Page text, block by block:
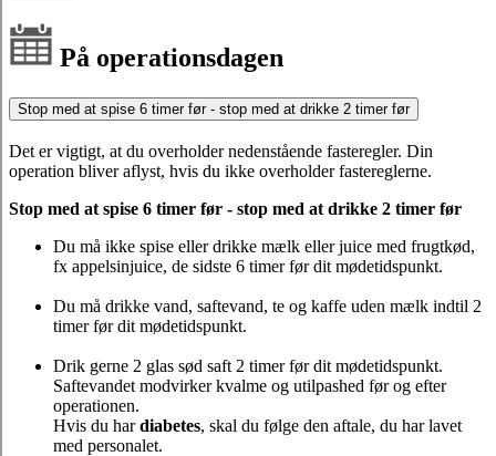
På operationsdagen
Stop med at spise 6 timer før - stop med at drikke 2 timer før
Det er vigtigt, at du overholder nedenstående fasteregler. Din
operation bliver aflyst, hvis du ikke overholder fastereglerne.
Stop med at spise 6 timer før - stop med at drikke 2 timer før
Du må ikke spise eller drikke mælk eller juice med frugtkød,
fx appelsinjuice, de sidste 6 timer før dit mødetidspunkt.
Du må drikke vand, saftevand, te og kaffe uden mælk indtil 2
timer før dit mødetidspunkt.
Drik gerne 2 glas sød saft 2 timer før dit mødetidspunkt.
Saftevandet modvirker kvalme og utilpashed før og efter
operationen.
Hvis du hardiabetes, skal du følge den aftale, du har lavet
med personalet.